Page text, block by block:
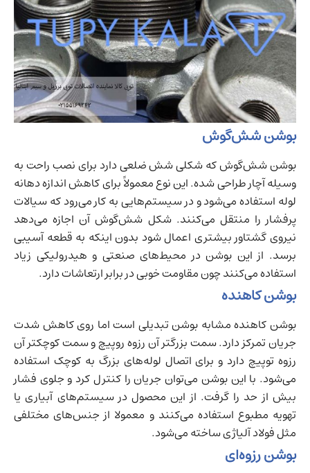
بوشن شش‌گوش
بوشن شش‌گوش که شکلی شش ضلعی دارد برای نصب راحت به
وسیله آچار طراحی شده. این نوع معمولاً برای کاهش اندازه دهانه
لوله استفاده می‌شود و در سیستم‌هایی به کار می‌رود که سیالات
پرفشار را منتقل می‌کنند. شکل شش‌گوش آن اجازه می‌دهد
نیروی گشتاور بیشتری اعمال شود بدون اینکه به قطعه آسیبی
برسد. از این بوشن در محیط‌های صنعتی و هیدرولیکی زیاد
استفاده می‌کنند چون مقاومت خوبی در برابر ارتعاشات دارد.
بوشن کاهنده
بوشن کاهنده مشابه بوشن تبدیلی است اما روی کاهش شدت
جریان تمرکز دارد. سمت بزرگتر آن رزوه روپیچ و سمت کوچکتر آن
رزوه توپیچ دارد و برای اتصال لوله‌های بزرگ به کوچک استفاده
می‌شود. با این بوشن می‌توان جریان را کنترل کرد و جلوی فشار
بیش از حد را گرفت. از این محصول در سیستم‌های آبیاری یا
تهویه مطبوع استفاده می‌کنند و معمولا از جنس‌های مختلفی
مثل فولاد آلیاژی ساخته می‌شود.
بوشن رزوه‌ای